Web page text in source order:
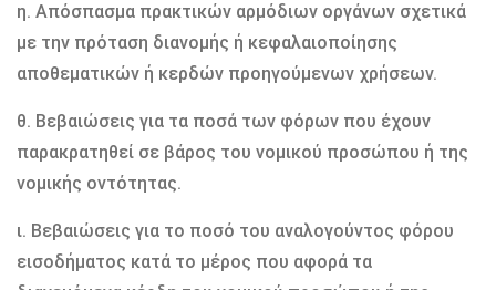
η. Απόσπασμα πρακτικών αρμόδιων οργάνων σχετικά
με την πρόταση διανομής ή κεφαλαιοποίησης
αποθεματικών ή κερδών προηγούμενων χρήσεων.
θ. Βεβαιώσεις για τα ποσά των φόρων που έχουν
παρακρατηθεί σε βάρος του νομικού προσώπου ή της
νομικής οντότητας.
ι. Βεβαιώσεις για το ποσό του αναλογούντος φόρου
εισοδήματος κατά το μέρος που αφορά τα